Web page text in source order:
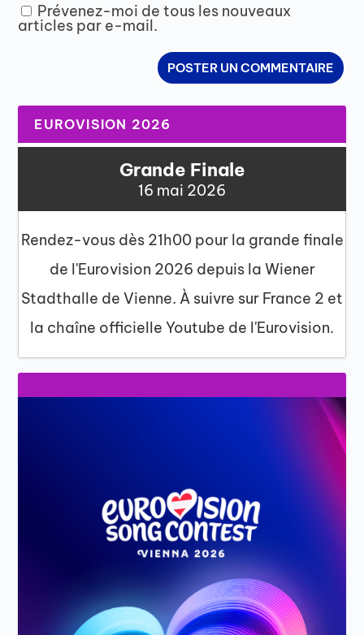
Prévenez-moi de tous les nouveaux
articles par e-mail.
EUROVISION 2026
Grande Finale
16 mai 2026
Rendez-vous dès 21h00 pour la grande finale
de l'Eurovision 2026 depuis la Wiener
Stadthalle de Vienne. À suivre sur France 2 et
la chaîne officielle Youtube de l'Eurovision.